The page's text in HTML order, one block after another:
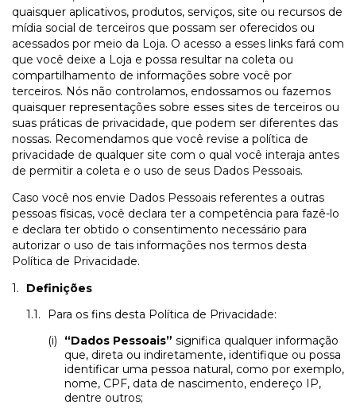
quaisquer aplicativos, produtos, serviços, site ou recursos de
mídia social de terceiros que possam ser oferecidos ou
acessados por meio da Loja. O acesso a esses links fará com
que você deixe a Loja e possa resultar na coleta ou
compartilhamento de informações sobre você por
terceiros. Nós não controlamos, endossamos ou fazemos
quaisquer representações sobre esses sites de terceiros ou
suas práticas de privacidade, que podem ser diferentes das
nossas. Recomendamos que você revise a política de
privacidade de qualquer site com o qual você interaja antes
de permitir a coleta e o uso de seus Dados Pessoais.
Caso você nos envie Dados Pessoais referentes a outras
pessoas físicas, você declara ter a competência para fazê-lo
e declara ter obtido o consentimento necessário para
autorizar o uso de tais informações nos termos desta
Política de Privacidade.
Definições
Para os fins desta Política de Privacidade:
“Dados Pessoais” significa qualquer informação
que, direta ou indiretamente, identifique ou possa
identificar uma pessoa natural, como por exemplo,
nome, CPF, data de nascimento, endereço IP,
dentre outros;